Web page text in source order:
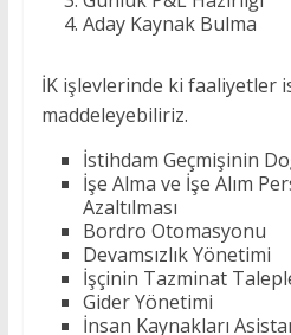
Aday Kaynak Bulma
İK işlevlerinde ki faaliyetler
maddeleyebiliriz.
İstihdam Geçmişinin
İşe Alma ve İşe Alım
Azaltılması
Bordro Otomasyonu
Devamsızlık Yönetimi
İşçinin Tazminat
Gider Yönetimi
İnsan Kaynakları